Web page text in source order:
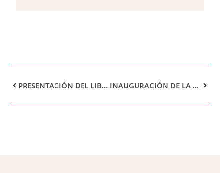
PRESENTACIÓN DEL LIBRO «1922. ES MÁS QUE FÚTBOL» INAUGURACIÓN DE LA EXPOSICIÓN DEL ARTISTA Y ARQUITECTO FELIPE HODGSON